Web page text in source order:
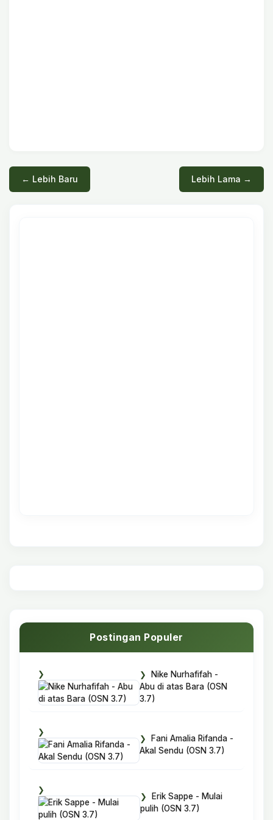
← Lebih Baru Lebih Lama →
Postingan Populer
Nike Nurhafifah -
Abu di atas Bara (OSN
3.7)
Fani Amalia Rifanda -
Akal Sendu (OSN 3.7)
Erik Sappe - Mulai
pulih (OSN 3.7)